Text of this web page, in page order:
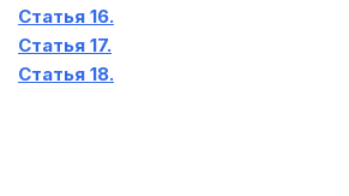
Статья 16.
Статья 17.
Статья 18.